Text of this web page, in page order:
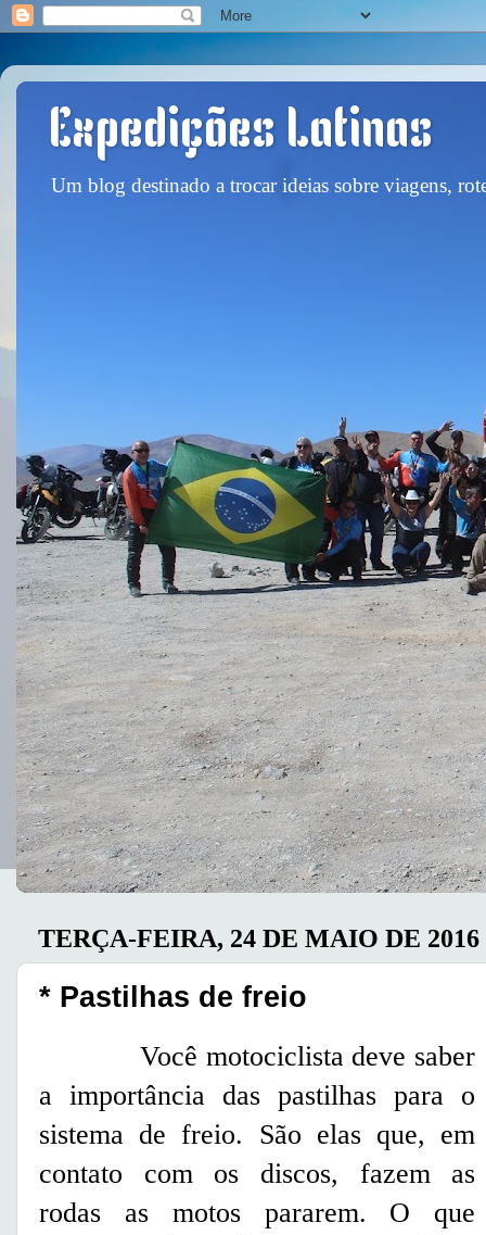
Expedições Latinas
Um blog destinado a trocar ideias sobre viagens,
TERÇA-FEIRA, 24 DE MAIO DE 2016
* Pastilhas de freio
Você motociclista deve saber
a importância das pastilhas para o
sistema de freio. São elas que, em
contato com os discos, fazem as
rodas as motos pararem. O que